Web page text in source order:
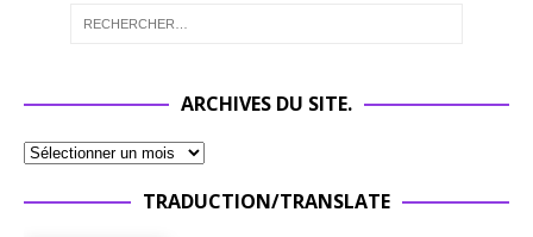
ARCHIVES DU SITE.
TRADUCTION/TRANSLATE